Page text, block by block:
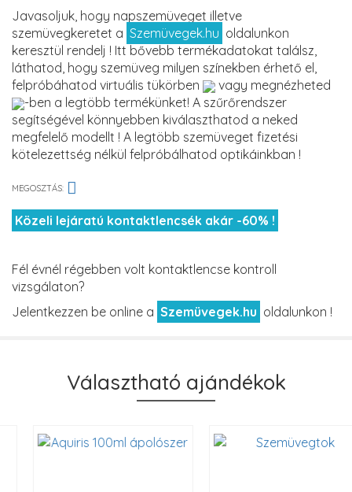
Javasoljuk, hogy napszemüveget illetve
szemüvegkeretet a Szemüvegek.hu oldalunkon
keresztül rendelj ! Itt bővebb termékadatokat találsz,
láthatod, hogy szemüveg milyen színekben érhető el,
felpróbáhatod virtuális tükörben
vagy megnézheted
-ben a legtöbb termékünket! A szűrőrendszer
segítségével könnyebben kiválaszthatod a neked
megfelelő modellt ! A legtöbb szemüveget fizetési
kötelezettség nélkül felpróbálhatod optikáinkban !
MEGOSZTÁS:
Közeli lejáratú kontaktlencsék akár -60% !
Fél évnél régebben volt kontaktlencse kontroll
vizsgálaton?
Jelentkezzen be online a Szemüvegek.hu oldalunkon !
Választható ajándékok